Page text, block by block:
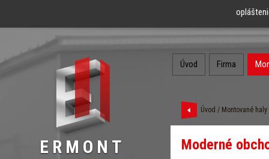
ERMONT
Úvod Firma
Úvod / Montované haly
Moderné